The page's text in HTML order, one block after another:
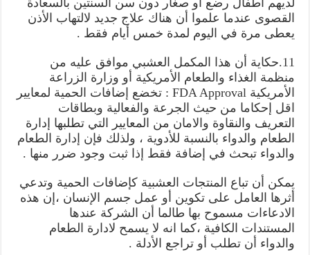
لديهم أطفال رضع أو صغار دون سن السنتين بالسعادة
القصوى عندما علموا أن هناك علاج جديد لالتهاب الأذن
يعطى مرة في اليوم لمدة خمس أيام فقط .
11.حكاية أن هذا المكمل العشبي موافق عليه من
منظمة الغذاء والطعام الأمريكية أو وزارة الزراعة
الأمريكية FDA Approval : تخضع إضافات الحمية لمعايير
اقل إحكاما من حيث الجرعة والفعالية وبطاقات
التعريف والنقاوة والامان من المعايير التي تطلبها إدارة
الطعام والدواء بالنسبة للأدوية ، ولذلك فإن إدارة الطعام
والدواء تبحث في إضافة فقط إذا ثبت وجود ضرر منها .
يمكن أن تباع المنتجات العشبية كإضافات الحمية وتدعي
أثرها العامل على تكوين أو عمل جسم الإنسان ،إن هذه
الادعاءات مسموح بها طالما أن الشركة عندها
المستندات الكافية ،كما انه لا يسمح لادارة الطعام
والدواء أن تطلب أو تراجع الأدلة .